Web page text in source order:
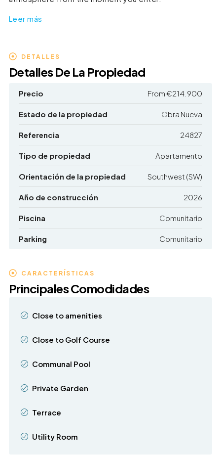
Leer más
DETALLES
Detalles De La Propiedad
Precio From€214.900
Estado de la propiedad Obra Nueva
Referencia 24827
Tipo de propiedad Apartamento
Orientación de la propiedad Southwest (SW)
Año de construcción 2026
Piscina Comunitario
Parking Comunitario
CARACTERÍSTICAS
Principales Comodidades
Close to amenities
Close to Golf Course
Communal Pool
Private Garden
Terrace
Utility Room